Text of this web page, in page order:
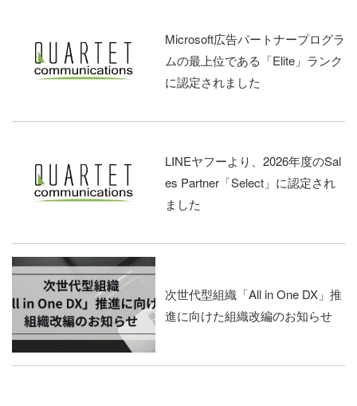
Microsoft広告パートナープログラ
ムの最上位である「Elite」ランク
に認定されました
LINEヤフーより、2026年度のSal
es Partner「Select」に認定され
ました
次世代型組織「All in One DX」推
進に向けた組織改編のお知らせ